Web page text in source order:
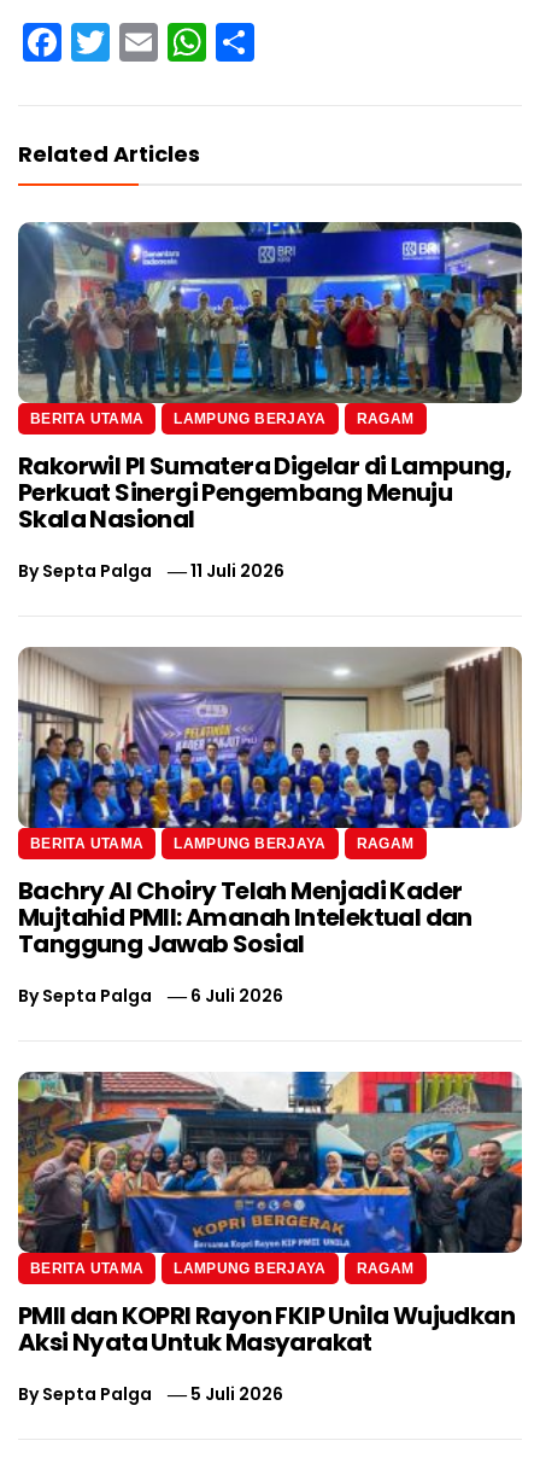
Facebook
Twitter
EmailWhatsApp
Related Articles
BERITA UTAMA LAMPUNG BERJAYA RAGAM
Rakorwil PI Sumatera Digelar di Lampung,
Perkuat Sinergi Pengembang Menuju
Skala Nasional
BySepta Palga 11 Juli 2026
BERITA UTAMA LAMPUNG BERJAYA RAGAM
Bachry Al Choiry Telah Menjadi Kader
Mujtahid PMII: Amanah Intelektual dan
Tanggung Jawab Sosial
BySepta Palga 6 Juli 2026
BERITA UTAMA LAMPUNG BERJAYA RAGAM
PMII dan KOPRI Rayon FKIP Unila Wujudkan
Aksi Nyata Untuk Masyarakat
BySepta Palga 5 Juli 2026